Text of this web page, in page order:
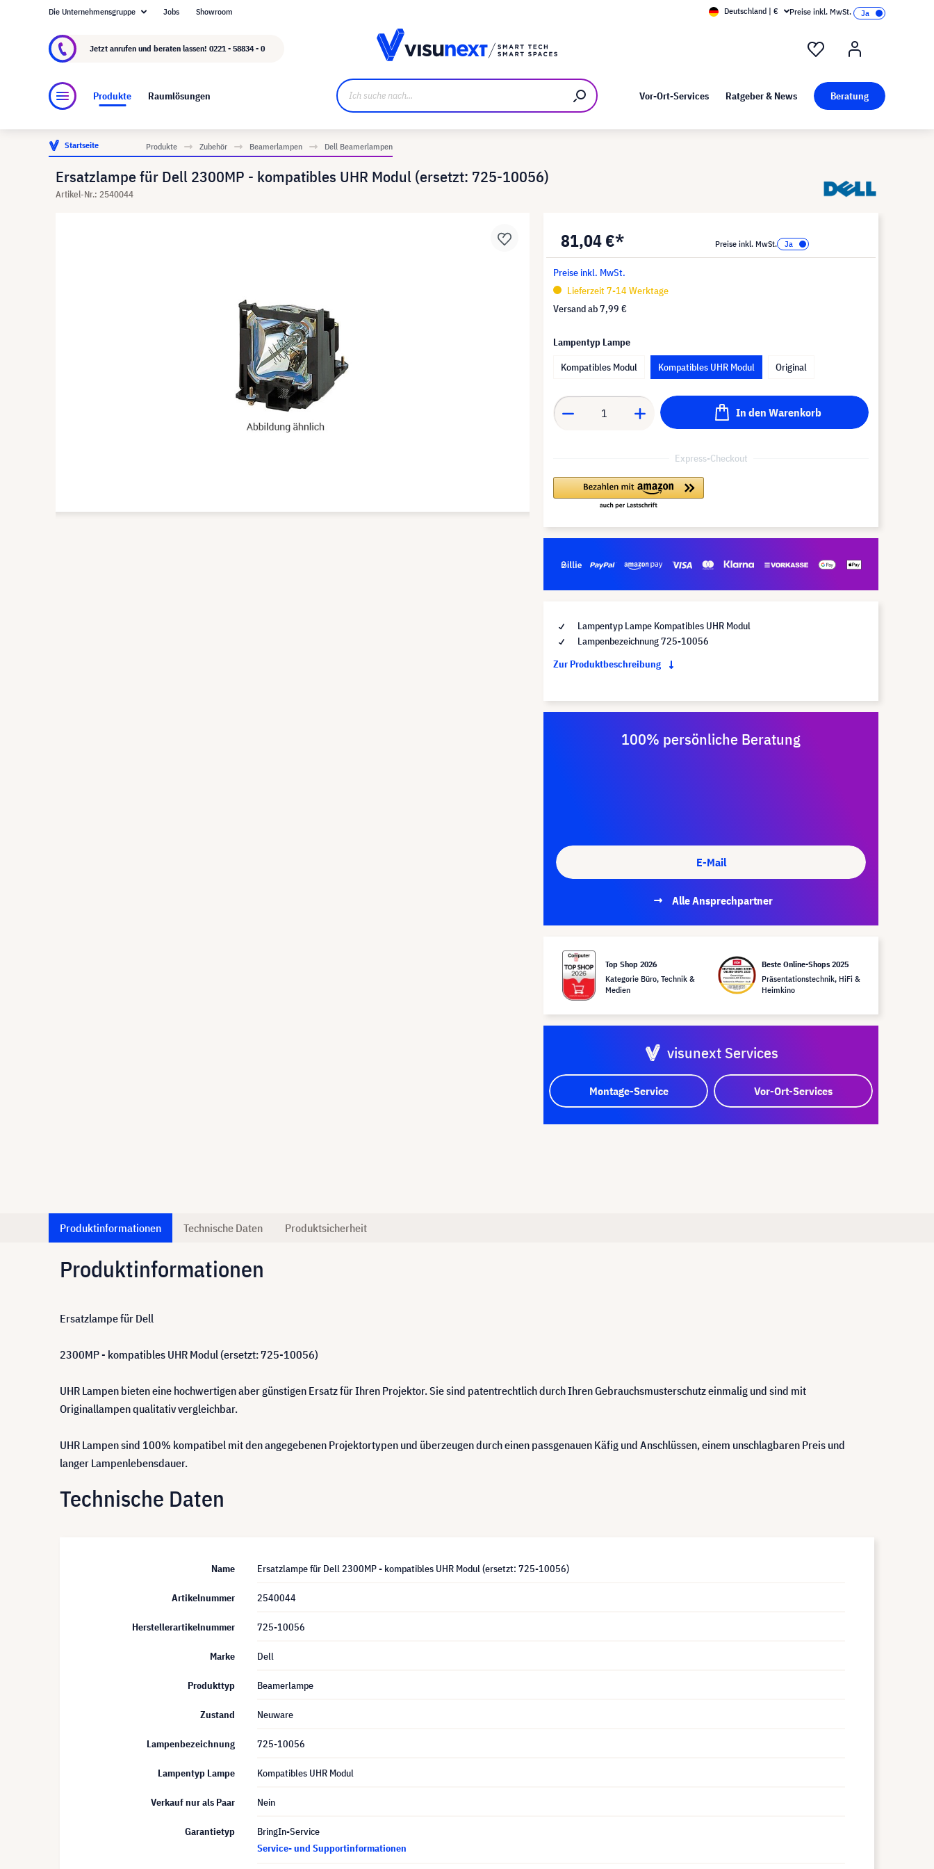
Über visunext.de Kunst bei visunext
Die Unternehmensgruppe Jobs Showroom Deutschland | € Preise inkl. MwSt.
Jetzt anrufen und beraten lassen! 0221 - 58834 - 0
Produkte Raumlösungen Vor-Ort-Services Ratgeber & News Beratung
Startseite Produkte Zubehör Beamerlampen Dell Beamerlampen
Ersatzlampe für Dell 2300MP - kompatibles UHR Modul (ersetzt: 725-10056)
Artikel-Nr.: 2540044
81,04 €* Preise inkl. MwSt.
Preise inkl. MwSt.
Lieferzeit 7-14 Werktage
Versand ab7,99 €
Lampentyp Lampe
Kompatibles Modul
Kompatibles UHR Modul Original
In den Warenkorb
Express-Checkout
Lampentyp Lampe Kompatibles UHR Modul
Lampenbezeichnung 725-10056
Zur Produktbeschreibung
100% persönliche Beratung
E-Mail
Alle Ansprechpartner
Top Shop 2026
Kategorie Büro, Technik &
Medien
Beste Online-Shops 2025
Präsentationstechnik, HiFi &
Heimkino
visunext Services
Montage-Service Vor-Ort-Services
Produktinformationen Technische Daten Produktsicherheit
Produktinformationen
Ersatzlampe für Dell
2300MP - kompatibles UHR Modul (ersetzt: 725-10056)
UHR Lampen bieten eine hochwertigen aber günstigen Ersatz für Ihren Projektor. Sie sind patentrechtlich durch Ihren Gebrauchsmusterschutz einmalig und sind mit
Originallampen qualitativ vergleichbar.
UHR Lampen sind 100% kompatibel mit den angegebenen Projektortypen und überzeugen durch einen passgenauen Käfig und Anschlüssen, einem unschlagbaren Preis und
langer Lampenlebensdauer.
Technische Daten
Name Ersatzlampe für Dell 2300MP - kompatibles UHR Modul (ersetzt: 725-10056)
Artikelnummer 2540044
Herstellerartikelnummer 725-10056
Marke Dell
Produkttyp Beamerlampe
Zustand Neuware
Lampenbezeichnung 725-10056
Lampentyp Lampe Kompatibles UHR Modul
Verkauf nur als Paar Nein
Garantietyp
BringIn-Service
Service- und Supportinformationen